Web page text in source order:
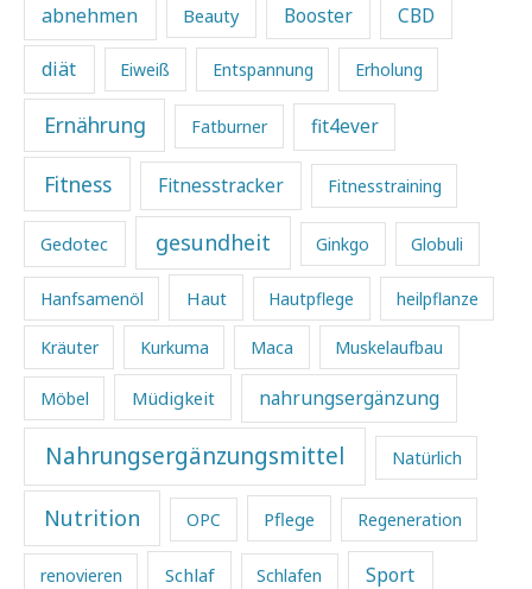
abnehmen Beauty Booster CBD
diät Eiweiß Entspannung Erholung
Ernährung Fatburner fit4ever
Fitness Fitnesstracker Fitnesstraining
Gedotec gesundheit Ginkgo Globuli
Hanfsamenöl Haut Hautpflege heilpflanze
Kräuter Kurkuma Maca Muskelaufbau
Möbel Müdigkeit nahrungsergänzung
Nahrungsergänzungsmittel Natürlich
Nutrition OPC Pflege Regeneration
renovieren Schlaf Schlafen Sport